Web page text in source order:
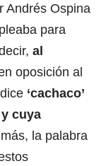
Andrés Ospina
para
al
oposición al
‘cachaco’
cuya
la palabra